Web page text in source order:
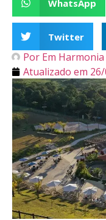
WhatsApp
Twitter
Por Em
Atualizado em